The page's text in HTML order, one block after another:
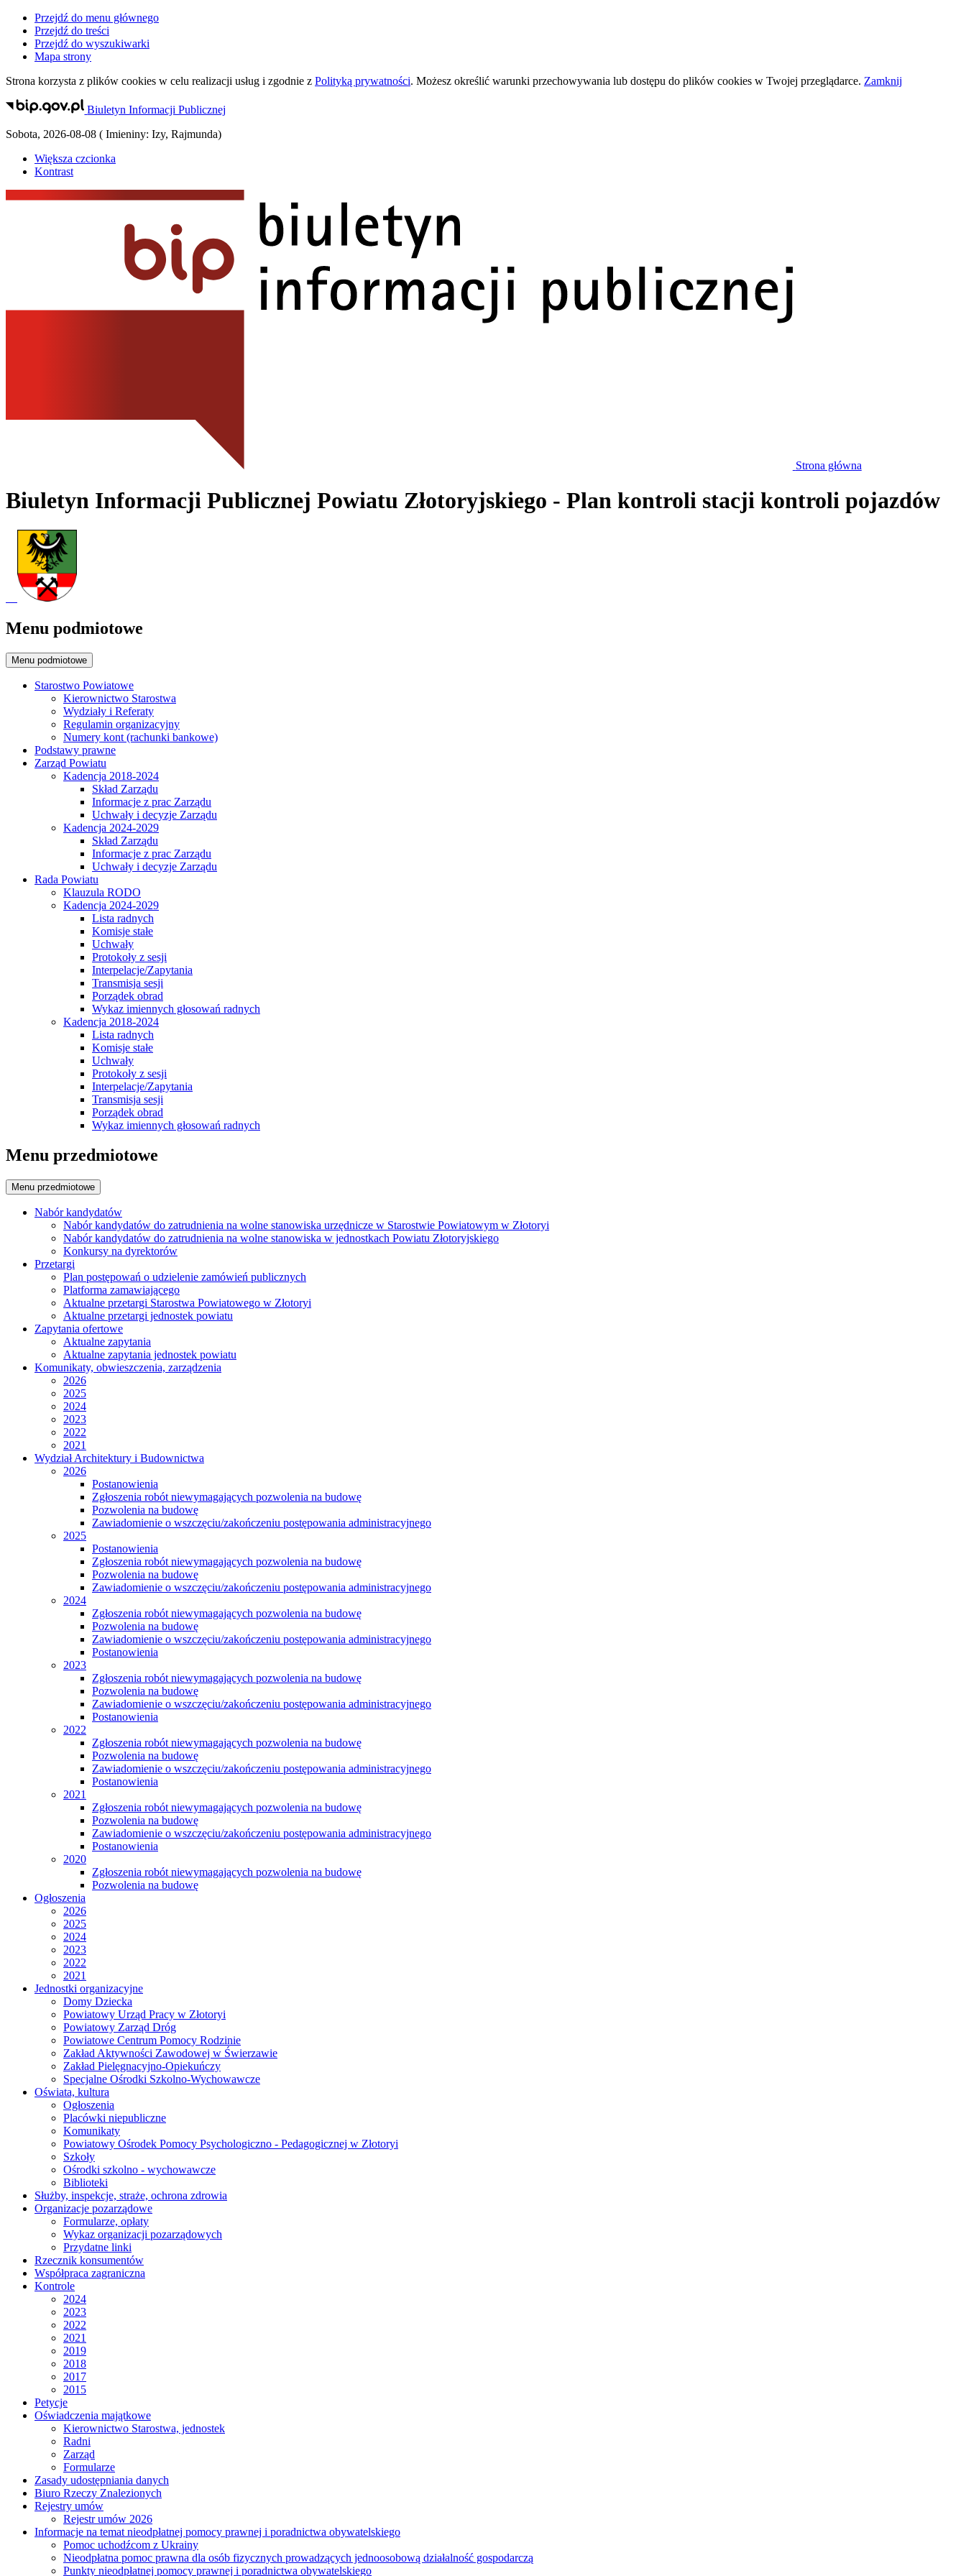
Przejdź do menu głównego
Przejdź do treści
Przejdź do wyszukiwarki
Mapa strony
Strona korzysta z plików cookies w celu realizacji usług i zgodnie z Polityką prywatności. Możesz określić warunki przechowywania lub dostępu do plików cookies w Twojej przeglądarce. Zamknij
Biuletyn Informacji Publicznej
Sobota, 2026-08-08 ( Imieniny: Izy, Rajmunda)
Większa czcionka
Kontrast
Strona główna
Biuletyn Informacji Publicznej Powiatu Złotoryjskiego - Plan kontroli stacji kontroli pojazdów
Menu podmiotowe
Menu podmiotowe
Starostwo Powiatowe
Kierownictwo Starostwa
Wydziały i Referaty
Regulamin organizacyjny
Numery kont (rachunki bankowe)
Podstawy prawne
Zarząd Powiatu
Kadencja 2018-2024
Skład Zarządu
Informacje z prac Zarządu
Uchwały i decyzje Zarządu
Kadencja 2024-2029
Skład Zarządu
Informacje z prac Zarządu
Uchwały i decyzje Zarządu
Rada Powiatu
Klauzula RODO
Kadencja 2024-2029
Lista radnych
Komisje stałe
Uchwały
Protokoły z sesji
Interpelacje/Zapytania
Transmisja sesji
Porządek obrad
Wykaz imiennych głosowań radnych
Kadencja 2018-2024
Lista radnych
Komisje stałe
Uchwały
Protokoły z sesji
Interpelacje/Zapytania
Transmisja sesji
Porządek obrad
Wykaz imiennych głosowań radnych
Menu przedmiotowe
Menu przedmiotowe
Nabór kandydatów
Nabór kandydatów do zatrudnienia na wolne stanowiska urzędnicze w Starostwie Powiatowym w Złotoryi
Nabór kandydatów do zatrudnienia na wolne stanowiska w jednostkach Powiatu Złotoryjskiego
Konkursy na dyrektorów
Przetargi
Plan postępowań o udzielenie zamówień publicznych
Platforma zamawiającego
Aktualne przetargi Starostwa Powiatowego w Złotoryi
Aktualne przetargi jednostek powiatu
Zapytania ofertowe
Aktualne zapytania
Aktualne zapytania jednostek powiatu
Komunikaty, obwieszczenia, zarządzenia
2026
2025
2024
2023
2022
2021
Wydział Architektury i Budownictwa
2026
Postanowienia
Zgłoszenia robót niewymagających pozwolenia na budowę
Pozwolenia na budowę
Zawiadomienie o wszczęciu/zakończeniu postępowania administracyjnego
2025
Postanowienia
Zgłoszenia robót niewymagających pozwolenia na budowę
Pozwolenia na budowę
Zawiadomienie o wszczęciu/zakończeniu postępowania administracyjnego
2024
Zgłoszenia robót niewymagających pozwolenia na budowę
Pozwolenia na budowę
Zawiadomienie o wszczęciu/zakończeniu postępowania administracyjnego
Postanowienia
2023
Zgłoszenia robót niewymagających pozwolenia na budowę
Pozwolenia na budowę
Zawiadomienie o wszczęciu/zakończeniu postępowania administracyjnego
Postanowienia
2022
Zgłoszenia robót niewymagających pozwolenia na budowę
Pozwolenia na budowę
Zawiadomienie o wszczęciu/zakończeniu postępowania administracyjnego
Postanowienia
2021
Zgłoszenia robót niewymagających pozwolenia na budowę
Pozwolenia na budowę
Zawiadomienie o wszczęciu/zakończeniu postępowania administracyjnego
Postanowienia
2020
Zgłoszenia robót niewymagających pozwolenia na budowę
Pozwolenia na budowę
Ogłoszenia
2026
2025
2024
2023
2022
2021
Jednostki organizacyjne
Domy Dziecka
Powiatowy Urząd Pracy w Złotoryi
Powiatowy Zarząd Dróg
Powiatowe Centrum Pomocy Rodzinie
Zakład Aktywności Zawodowej w Świerzawie
Zakład Pielęgnacyjno-Opiekuńczy
Specjalne Ośrodki Szkolno-Wychowawcze
Oświata, kultura
Ogłoszenia
Placówki niepubliczne
Komunikaty
Powiatowy Ośrodek Pomocy Psychologiczno - Pedagogicznej w Złotoryi
Szkoły
Ośrodki szkolno - wychowawcze
Biblioteki
Służby, inspekcje, straże, ochrona zdrowia
Organizacje pozarządowe
Formularze, opłaty
Wykaz organizacji pozarządowych
Przydatne linki
Rzecznik konsumentów
Współpraca zagraniczna
Kontrole
2024
2023
2022
2021
2019
2018
2017
2015
Petycje
Oświadczenia majątkowe
Kierownictwo Starostwa, jednostek
Radni
Zarząd
Formularze
Zasady udostępniania danych
Biuro Rzeczy Znalezionych
Rejestry umów
Rejestr umów 2026
Informacje na temat nieodpłatnej pomocy prawnej i poradnictwa obywatelskiego
Pomoc uchodźcom z Ukrainy
Nieodpłatna pomoc prawna dla osób fizycznych prowadzących jednoosobową działalność gospodarczą
Punkty nieodpłatnej pomocy prawnej i poradnictwa obywatelskiego